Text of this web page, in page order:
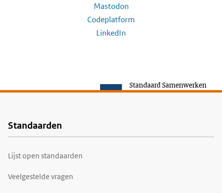
Mastodon
Codeplatform
LinkedIn
Standaard Samenwerken
Voet
Standaarden
Lijst open standaarden
Veelgestelde vragen